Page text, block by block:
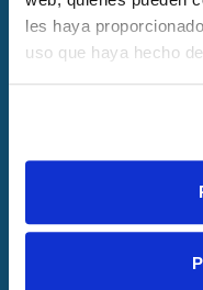
les haya
uso que haya hecho
VB Group y
alianza
audiovisual
30-06-2026